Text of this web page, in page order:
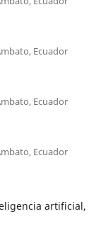
Ecuador
Ecuador
Ecuador
artificial,